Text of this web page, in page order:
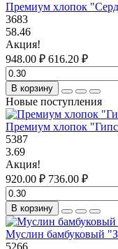
Премиум хлопок
3683
58.46
Акция!
948.00 ₽ 616.20 ₽
В корзину
Новые поступления
Премиум хлопок
5387
3.69
Акция!
920.00 ₽ 736.00 ₽
В корзину
Муслин бамбуковый